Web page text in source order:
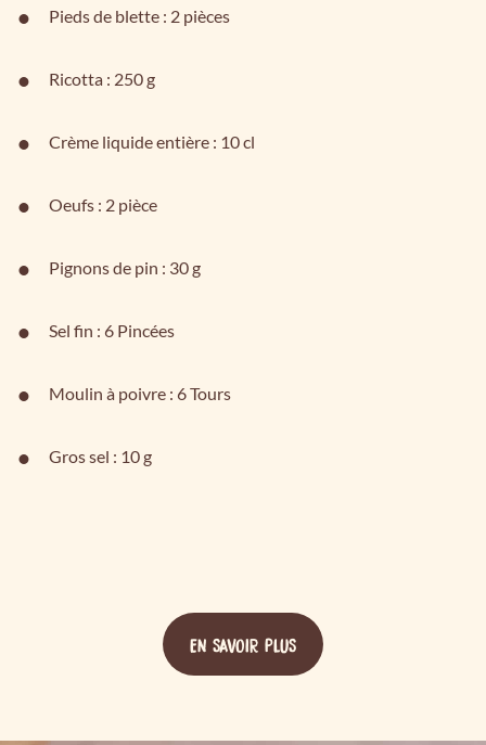
EN SAVOIR PLUS
Pieds de blette : 2 pièces
Ricotta : 250 g
Crème liquide entière : 10 cl
Oeufs : 2 pièce
Pignons de pin : 30 g
Sel fin : 6 Pincées
Moulin à poivre : 6 Tours
Gros sel : 10 g